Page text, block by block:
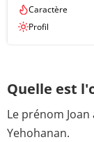
Caractère
Profil
Quelle est
Le prénom
Yehohanan.